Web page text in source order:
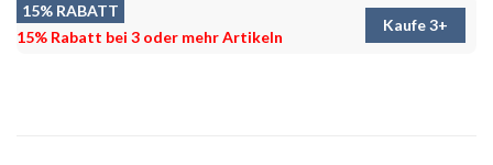
15% RABATT
15% Rabatt bei 3 oder mehr Artikeln
Kaufe 3+